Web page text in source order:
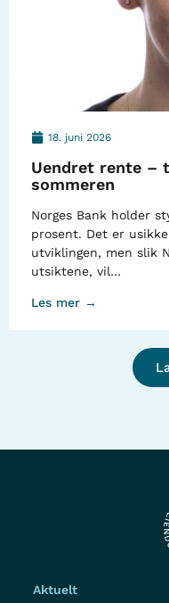
18. juni 2026
Uendret rente –
sommeren
Norges Bank holder
prosent. Det er
utviklingen, men slik
utsiktene, vil…
Les mer →
Aktuelt